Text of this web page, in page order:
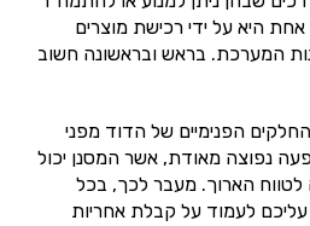
היא על ידי רכישת מוצרים
המערכת. בראש ובראשונה חשוב
הפנימיים של הדוד מפני
נפוצה מאודת, אשר המסנן יכול
הארוך. מעבר לכך, בכל
לעמוד על קבלת אחריות